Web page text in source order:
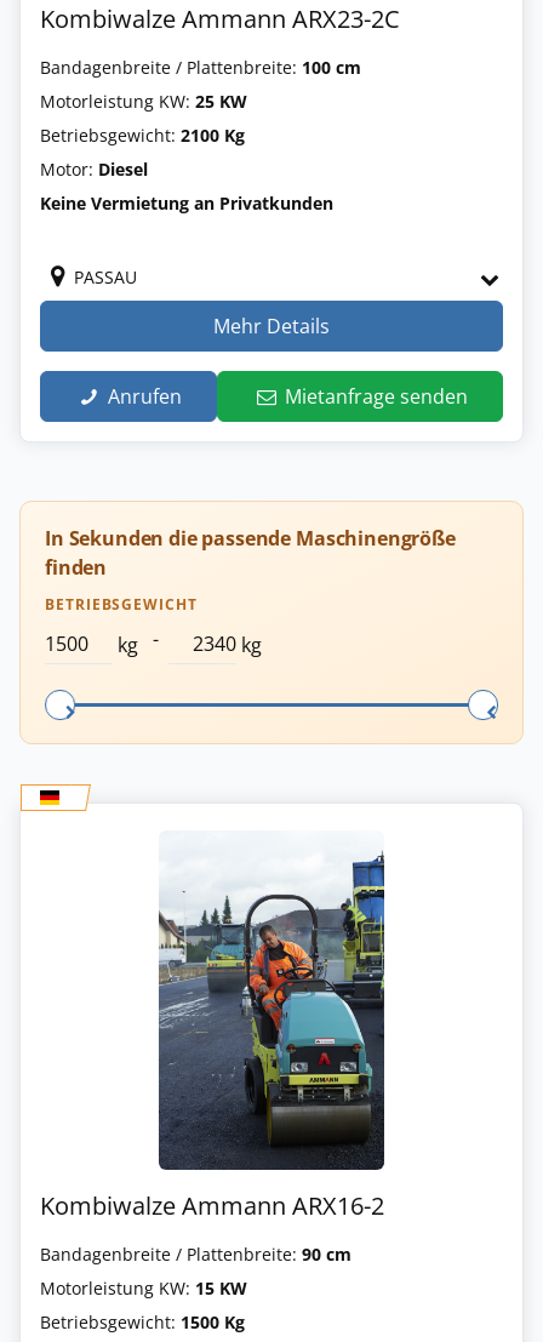
Kombiwalze Ammann ARX23-2C
Bandagenbreite / Plattenbreite: 100 cm
Motorleistung KW: 25 KW
Betriebsgewicht: 2100 Kg
Motor: Diesel
Keine Vermietung an Privatkunden
PASSAU
Mehr Details
Anrufen Mietanfrage senden
In Sekunden die passende Maschinengröße
finden
BETRIEBSGEWICHT
kg - kg
Kombiwalze Ammann ARX16-2
Bandagenbreite / Plattenbreite: 90 cm
Motorleistung KW: 15 KW
Betriebsgewicht: 1500 Kg